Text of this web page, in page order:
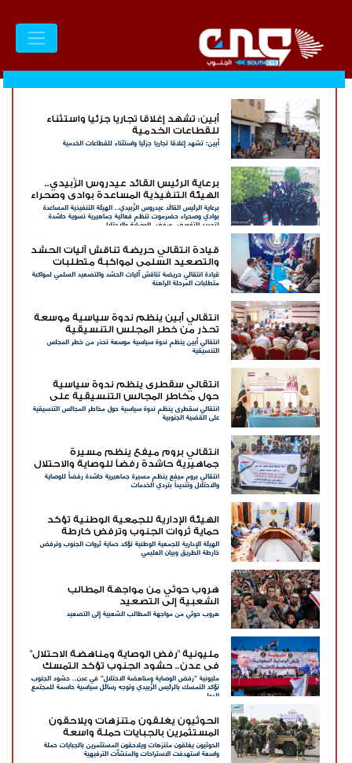
​أبين: تشهد إغلاقا تجاريا جزئيا واستثناء
للقطاعات الخدمية
​أبين: تشهد إغلاقا تجاريا جزئيا واستثناء للقطاعات الخدمية
برعاية الرئيس القائد عيدروس الزُبيدي..
الهيئة التنفيذية المساعدة بوادي وصحراء
حضرموت تنظم فعالية جماهيرية نسوية
حاشدة لتجديد التفويض ورفض الوصاية
برعاية الرئيس القائد عيدروس الزُبيدي.. الهيئة التنفيذية المساعدة
بوادي وصحراء حضرموت تنظم فعالية جماهيرية نسوية حاشدة
لتجديد التفويض ورفض الوصاية والاحتلال
قيادة انتقالي حريضة تناقش آليات الحشد
والتصعيد السلمي لمواكبة متطلبات
المرحلة الراهنة
قيادة انتقالي حريضة تناقش آليات الحشد والتصعيد السلمي لمواكبة
متطلبات المرحلة الراهنة
انتقالي أبين ينظم ندوة سياسية موسعة
تحذر من خطر المجلس التنسيقية
انتقالي أبين ينظم ندوة سياسية موسعة تحذر من خطر المجلس
التنسيقية
انتقالي سقطرى ينظم ندوة سياسية
حول مخاطر المجالس التنسيقية على
القضية الجنوبية
انتقالي سقطرى ينظم ندوة سياسية حول مخاطر المجالس التنسيقية
على القضية الجنوبية
انتقالي بروم ميفع ينظم مسيرة
جماهيرية حاشدة رفضاً للوصاية والاحتلال
وتنديداً بتردي الخدمات
انتقالي بروم ميفع ينظم مسيرة جماهيرية حاشدة رفضاً للوصاية
والاحتلال وتنديداً بتردي الخدمات
الهيئة الإدارية للجمعية الوطنية تؤكد
حماية ثروات الجنوب وترفض خارطة
الطريق وبيان العليمي
الهيئة الإدارية للجمعية الوطنية تؤكد حماية ثروات الجنوب وترفض
خارطة الطريق وبيان العليمي
هروب حوثي من مواجهة المطالب
الشعبية إلى التصعيد
هروب حوثي من مواجهة المطالب الشعبية إلى التصعيد
مليونية "رفض الوصاية ومناهضة الاحتلال"
في عدن.. حشود الجنوب تؤكد التمسك
بالرئيس الزُبيدي وتوجه رسائل سياسية
حاسمة للمجتمع الدولي
مليونية "رفض الوصاية ومناهضة الاحتلال" في عدن.. حشود الجنوب
تؤكد التمسك بالرئيس الزُبيدي وتوجه رسائل سياسية حاسمة للمجتمع
الدولي
الحوثيون يغلقون متنزهات ويلاحقون
المستثمرين بالجبايات حملة واسعة
استهدفت الاستراحات والمنشآت
الترفيهية
الحوثيون يغلقون متنزهات ويلاحقون المستثمرين بالجبايات حملة
واسعة استهدفت الاستراحات والمنشآت الترفيهية